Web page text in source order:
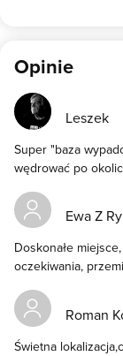
Opinie
Leszek
Super "baza
wędrować po
Ewa Z
Doskonałe
oczekiwania,
Roman
Świetna